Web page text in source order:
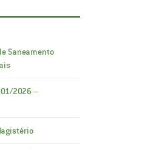
Saneamento
001/2026 –